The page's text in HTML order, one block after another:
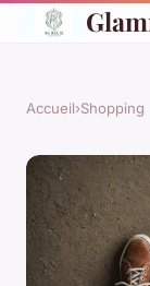
Accueil›Shopping